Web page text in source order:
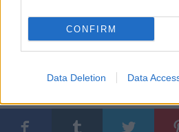
CONFIRM
Data Deletion Data
Címkék:Nagyszerű tanácsok hogy